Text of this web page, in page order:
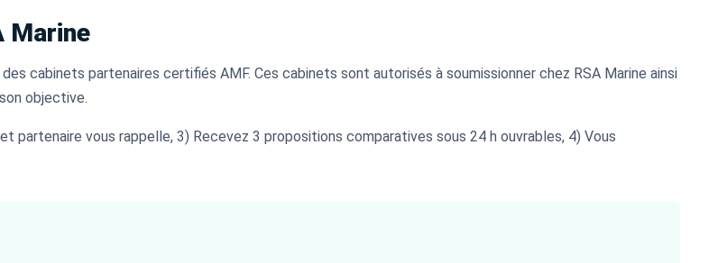
Marine
cabinets partenaires certifiés AMF. Ces cabinets sont autorisés à soumissionner chez RSA Marine ainsi
objective.
partenaire vous rappelle, 3) Recevez 3 propositions comparatives sous 24 h ouvrables, 4) Vous